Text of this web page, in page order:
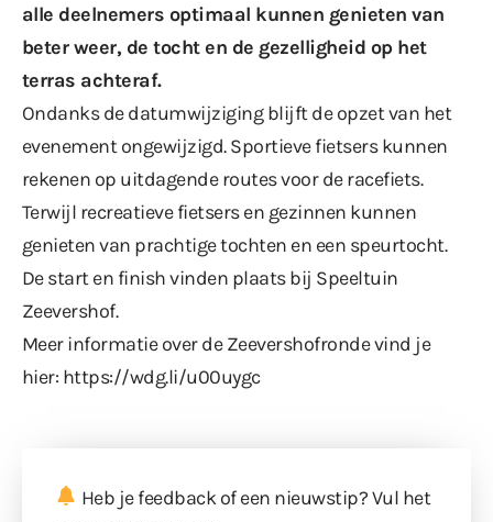
alle deelnemers optimaal kunnen genieten van
beter weer, de tocht en de gezelligheid op het
terras achteraf.
Ondanks de datumwijziging blijft de opzet van het
evenement ongewijzigd. Sportieve fietsers kunnen
rekenen op uitdagende routes voor de racefiets.
Terwijl recreatieve fietsers en gezinnen kunnen
genieten van prachtige tochten en een speurtocht.
De start en finish vinden plaats bij Speeltuin
Zeevershof.
Meer informatie over de Zeevershofronde vind je
hier: https://wdg.li/u00uygc
Heb je feedback of een nieuwstip? Vul het